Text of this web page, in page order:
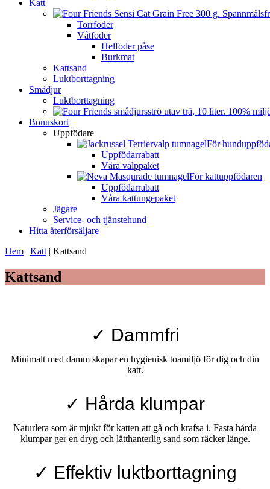
Katt
Torrfoder
Våtfoder
Helfoder påse
Burkmat
Kattsand
Luktborttagning
Smådjur
Luktborttagning
Bonuskort
Uppfödare
För
Uppfödarrabatt
Våra valppaket
För kattuppfödaren
Uppfödarrabatt
Våra kattungepaket
Jägare
Service- och tjänstehund
Hitta återförsäljare
Hem | Katt | Kattsand
Kattsand
✓ Dammfri
Minimalt med damm skapar en hygienisk toamiljö för dig och din
katt.
✓ Hårda klumpar
Naturlera som är mjukt för katten att gå och krafsa i. Fasta hårda
klumpar ger en dryg och lätthanterlig sand som räcker länge.
✓ Effektiv luktborttagning